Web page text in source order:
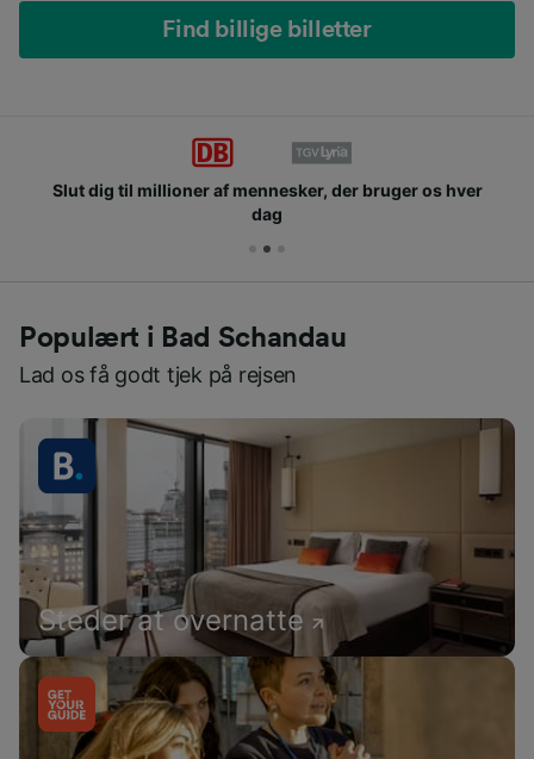
Find billige billetter
Slut dig til millioner af mennesker, der bruger os hver
dag
Populært i Bad Schandau
Lad os få godt tjek på rejsen
Steder at overnatte